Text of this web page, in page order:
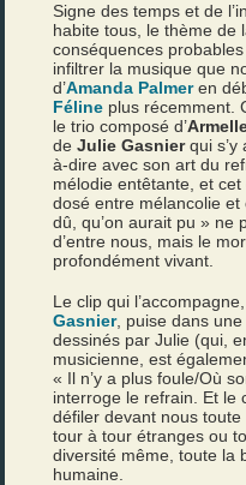
Signe des temps et de
habite tous, le thème de
conséquences
infiltrer la musique que
d’Amanda Palmeren
Féline plus récemment.
le trio composé d’
deJulie Gasnierqui s’y
à-dire avec son art du
mélodie entêtante, et
dosé entre mélancolie et
dû, qu’on aurait pu » ne
d’entre nous, mais le
profondément vivant.
Le clip qui
Gasnier, puise dans
dessinés par Julie (qui,
musicienne, est
« Il n’y a plus foule/Où
interroge le refrain. Et le
défiler devant nous
tour à tour étranges ou
diversité même, toute la
humaine.